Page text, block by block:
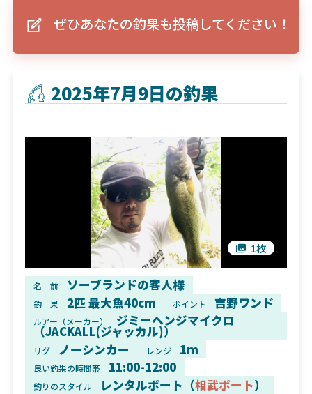
ぜひあなたの釣果も投稿してください！
2025年7月9日の釣果
1枚
名 前 ソーブランドの客人様
釣 果 2匹 最大魚40cm ポイント 吉野ワンド
ルアー（メーカー） ジミーヘンジマイクロ
（JACKALL(ジャッカル)）
リグ ノーシンカー レンジ 1m
良い釣果の時間帯 11:00-12:00
釣りのスタイル レンタルボート（相武ボート）